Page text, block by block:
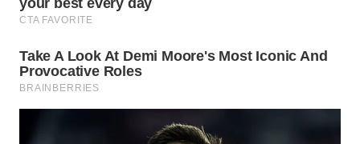
WN DELI
WN
TEBING
TINGGI